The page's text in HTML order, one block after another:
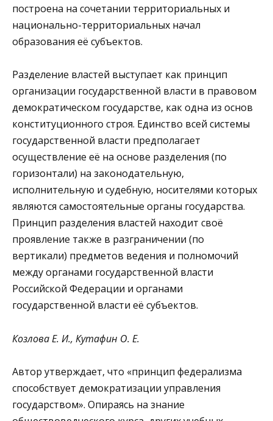
построена на сочетании территориальных и
национально-территориальных начал
образования её субъектов.
Разделение властей выступает как принцип
организации государственной власти в правовом
демократическом государстве, как одна из основ
конституционного строя. Единство всей системы
государственной власти предполагает
осуществление её на основе разделения (по
горизонтали) на законодательную,
исполнительную и судебную, носителями которых
являются самостоятельные органы государства.
Принцип разделения властей находит своё
проявление также в разграничении (по
вертикали) предметов ведения и полномочий
между органами государственной власти
Российской Федерации и органами
государственной власти её субъектов.
Козлова Е. И., Кутафин О. Е.
Автор утверждает, что «принцип федерализма
способствует демократизации управления
государством». Опираясь на знание